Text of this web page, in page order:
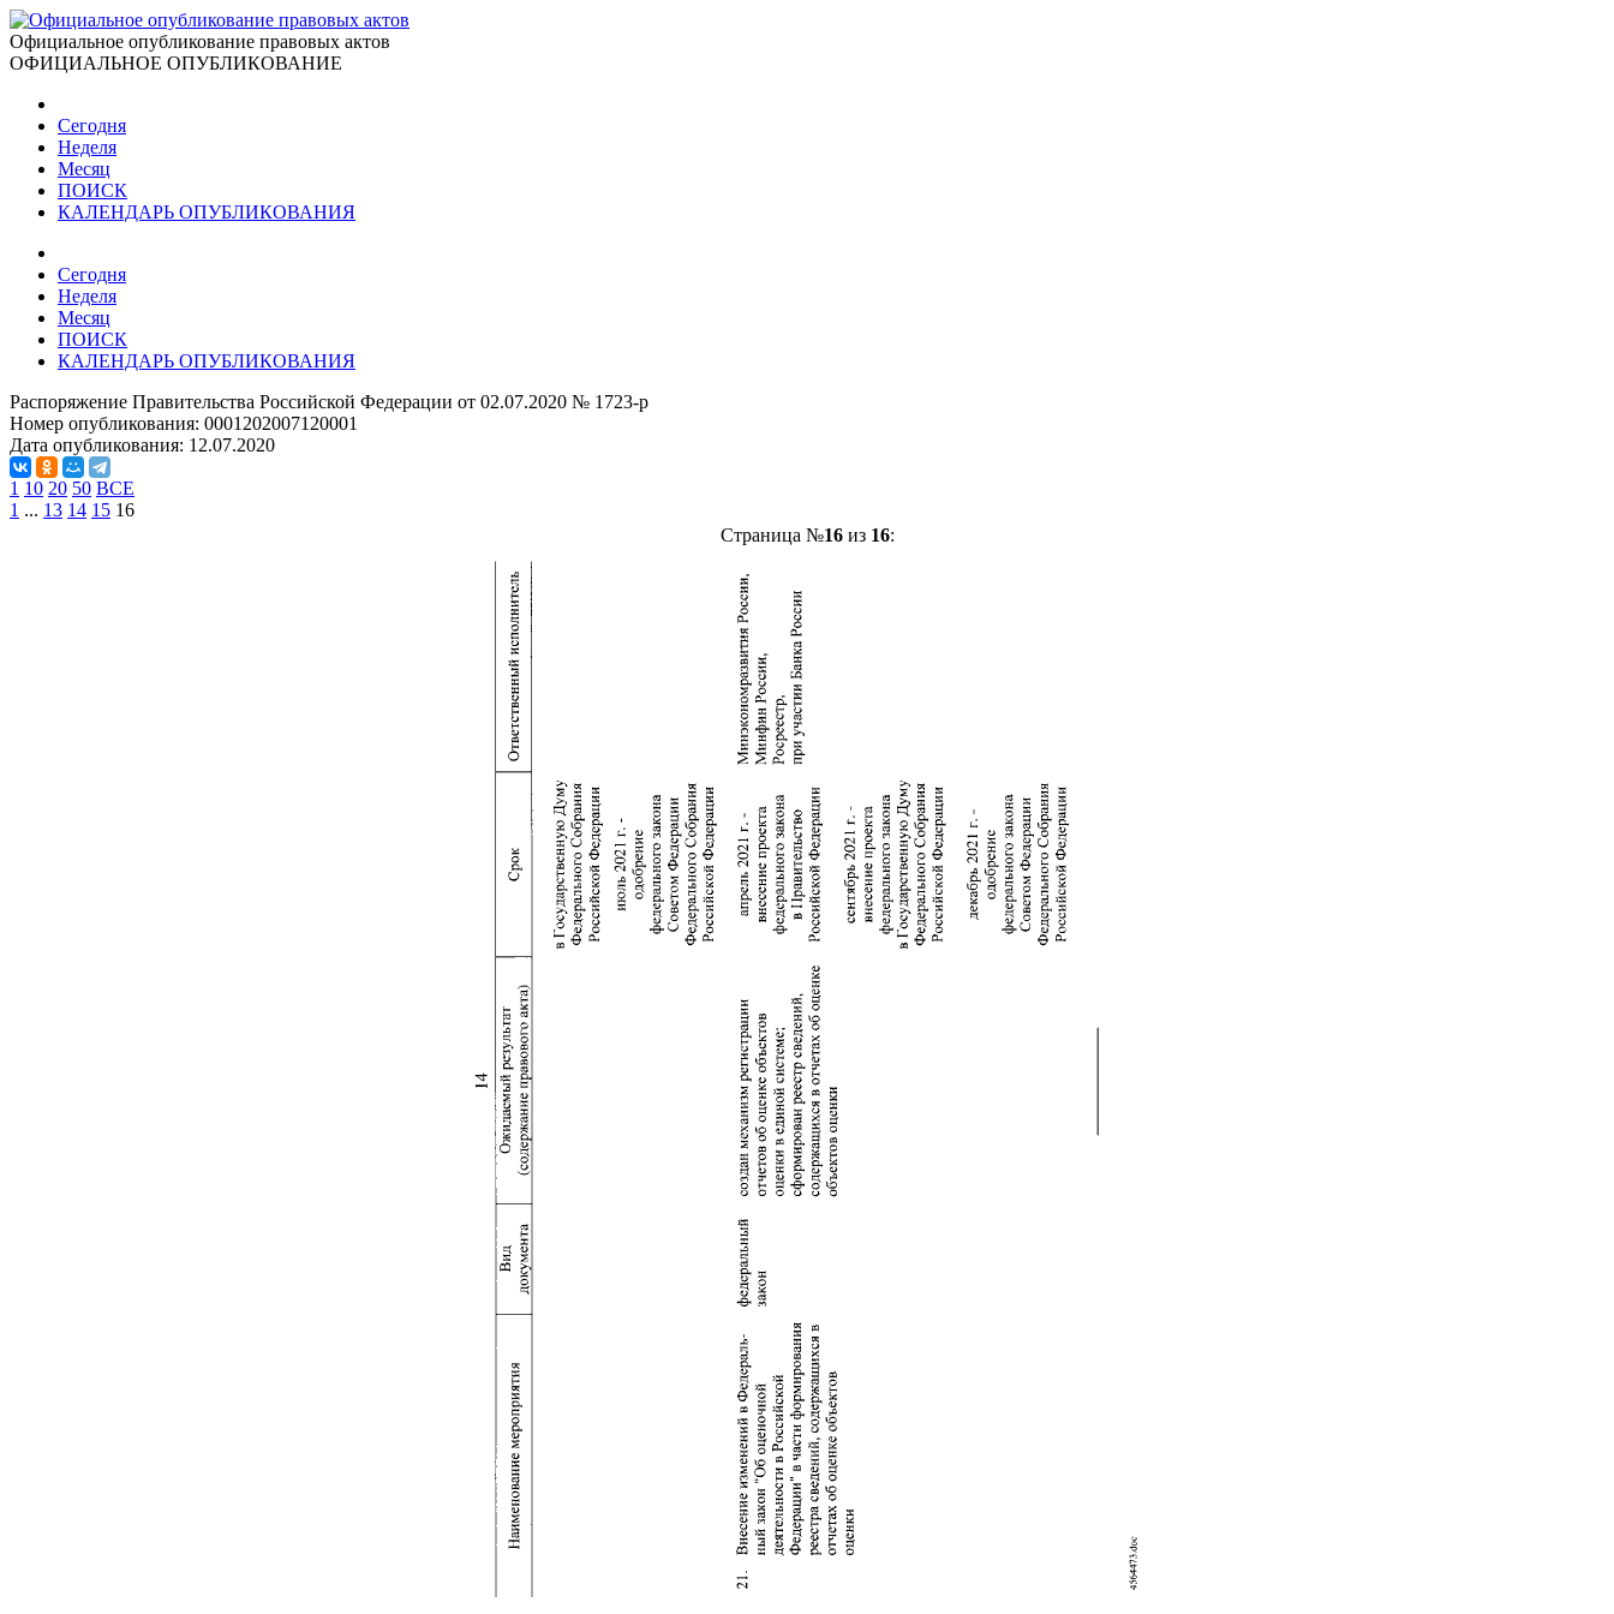
Официальное опубликование правовых актов
ОФИЦИАЛЬНОЕ ОПУБЛИКОВАНИЕ
Сегодня
Неделя
Месяц
ПОИСК
КАЛЕНДАРЬ ОПУБЛИКОВАНИЯ
Сегодня
Неделя
Месяц
ПОИСК
КАЛЕНДАРЬ ОПУБЛИКОВАНИЯ
Распоряжение Правительства Российской Федерации от 02.07.2020 № 1723-р
Номер опубликования: 0001202007120001
Дата опубликования: 12.07.2020
1 10 20 50 ВСЕ
1 ... 13 14 15 16
Страница №16из 16: